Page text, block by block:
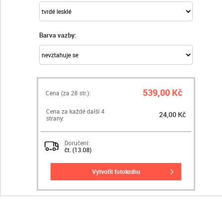
Barva vazby:
Cena (za 28 str.): 539,00 Kč
Cena za každé další 4
strany:
24,00 Kč
Doručení:
čt. (13.08)
vytvořit fotoknihu